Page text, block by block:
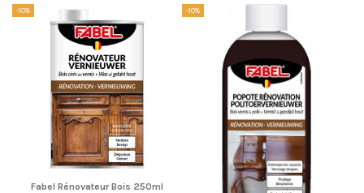
-10%
Fabel Rénovateur Bois 250ml
-10%